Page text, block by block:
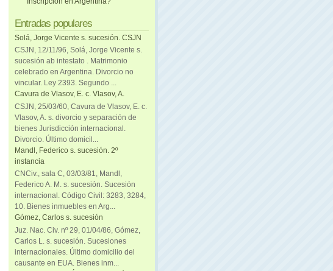
Entradas populares
Solá, Jorge Vicente s. sucesión. CSJN
CSJN, 12/11/96, Solá, Jorge Vicente s.
sucesión ab intestato . Matrimonio
celebrado en Argentina. Divorcio no
vincular. Ley 2393. Segundo ...
Cavura de Vlasov, E. c. Vlasov, A.
CSJN, 25/03/60, Cavura de Vlasov, E. c.
Vlasov, A. s. divorcio y separación de
bienes Jurisdicción internacional.
Divorcio. Último domicil...
Mandl, Federico s. sucesión. 2º
instancia
CNCiv., sala C, 03/03/81, Mandl,
Federico A. M. s. sucesión. Sucesión
internacional. Código Civil: 3283, 3284,
10. Bienes inmuebles en Arg...
Gómez, Carlos s. sucesión
Juz. Nac. Civ. nº 29, 01/04/86, Gómez,
Carlos L. s. sucesión. Sucesiones
internacionales. Último domicilio del
causante en EUA. Bienes inm...